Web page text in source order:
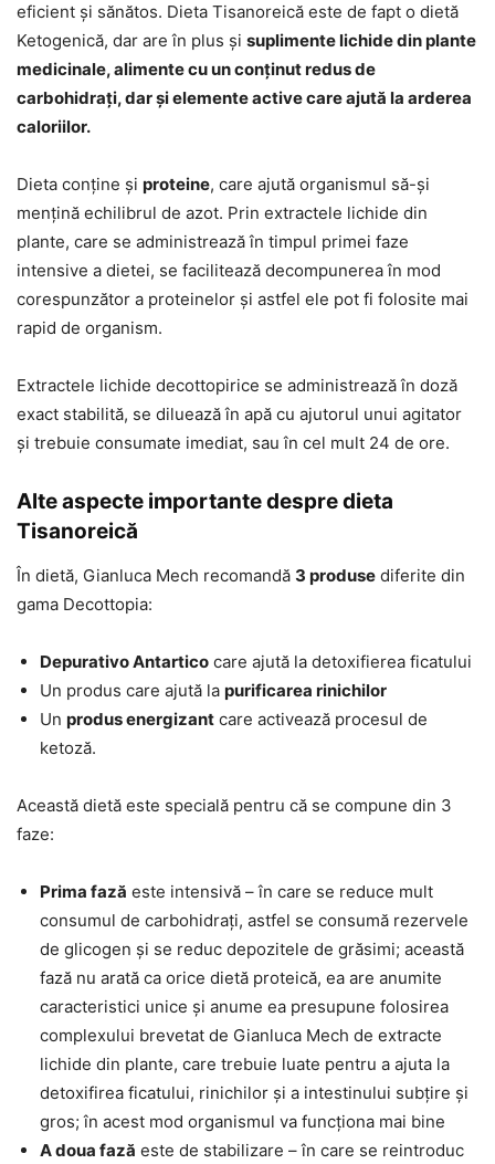
eficient și sănătos. Dieta Tisanoreică este de fapt o dietă
Ketogenică, dar are în plus și suplimente lichide din plante
medicinale, alimente cu un conținut redus de
carbohidrați, dar și elemente active care ajută la arderea
caloriilor.
Dieta conține și proteine, care ajută organismul să-și
mențină echilibrul de azot. Prin extractele lichide din
plante, care se administrează în timpul primei faze
intensive a dietei, se facilitează decompunerea în mod
corespunzător a proteinelor și astfel ele pot fi folosite mai
rapid de organism.
Extractele lichide decottopirice se administrează în doză
exact stabilită, se diluează în apă cu ajutorul unui agitator
și trebuie consumate imediat, sau în cel mult 24 de ore.
Alte aspecte importante despre dieta
Tisanoreică
În dietă, Gianluca Mech recomandă 3 produse diferite din
gama Decottopia:
Depurativo Antartico care ajută la detoxifierea ficatului
Un produs care ajută la purificarea rinichilor
Un produs energizant care activează procesul de
ketoză.
Această dietă este specială pentru că se compune din 3
faze:
Prima fază este intensivă – în care se reduce mult
consumul de carbohidrați, astfel se consumă rezervele
de glicogen și se reduc depozitele de grăsimi; această
fază nu arată ca orice dietă proteică, ea are anumite
caracteristici unice și anume ea presupune folosirea
complexului brevetat de Gianluca Mech de extracte
lichide din plante, care trebuie luate pentru a ajuta la
detoxifirea ficatului, rinichilor și a intestinului subțire și
gros; în acest mod organismul va funcționa mai bine
A doua fază este de stabilizare – în care se reintroduc